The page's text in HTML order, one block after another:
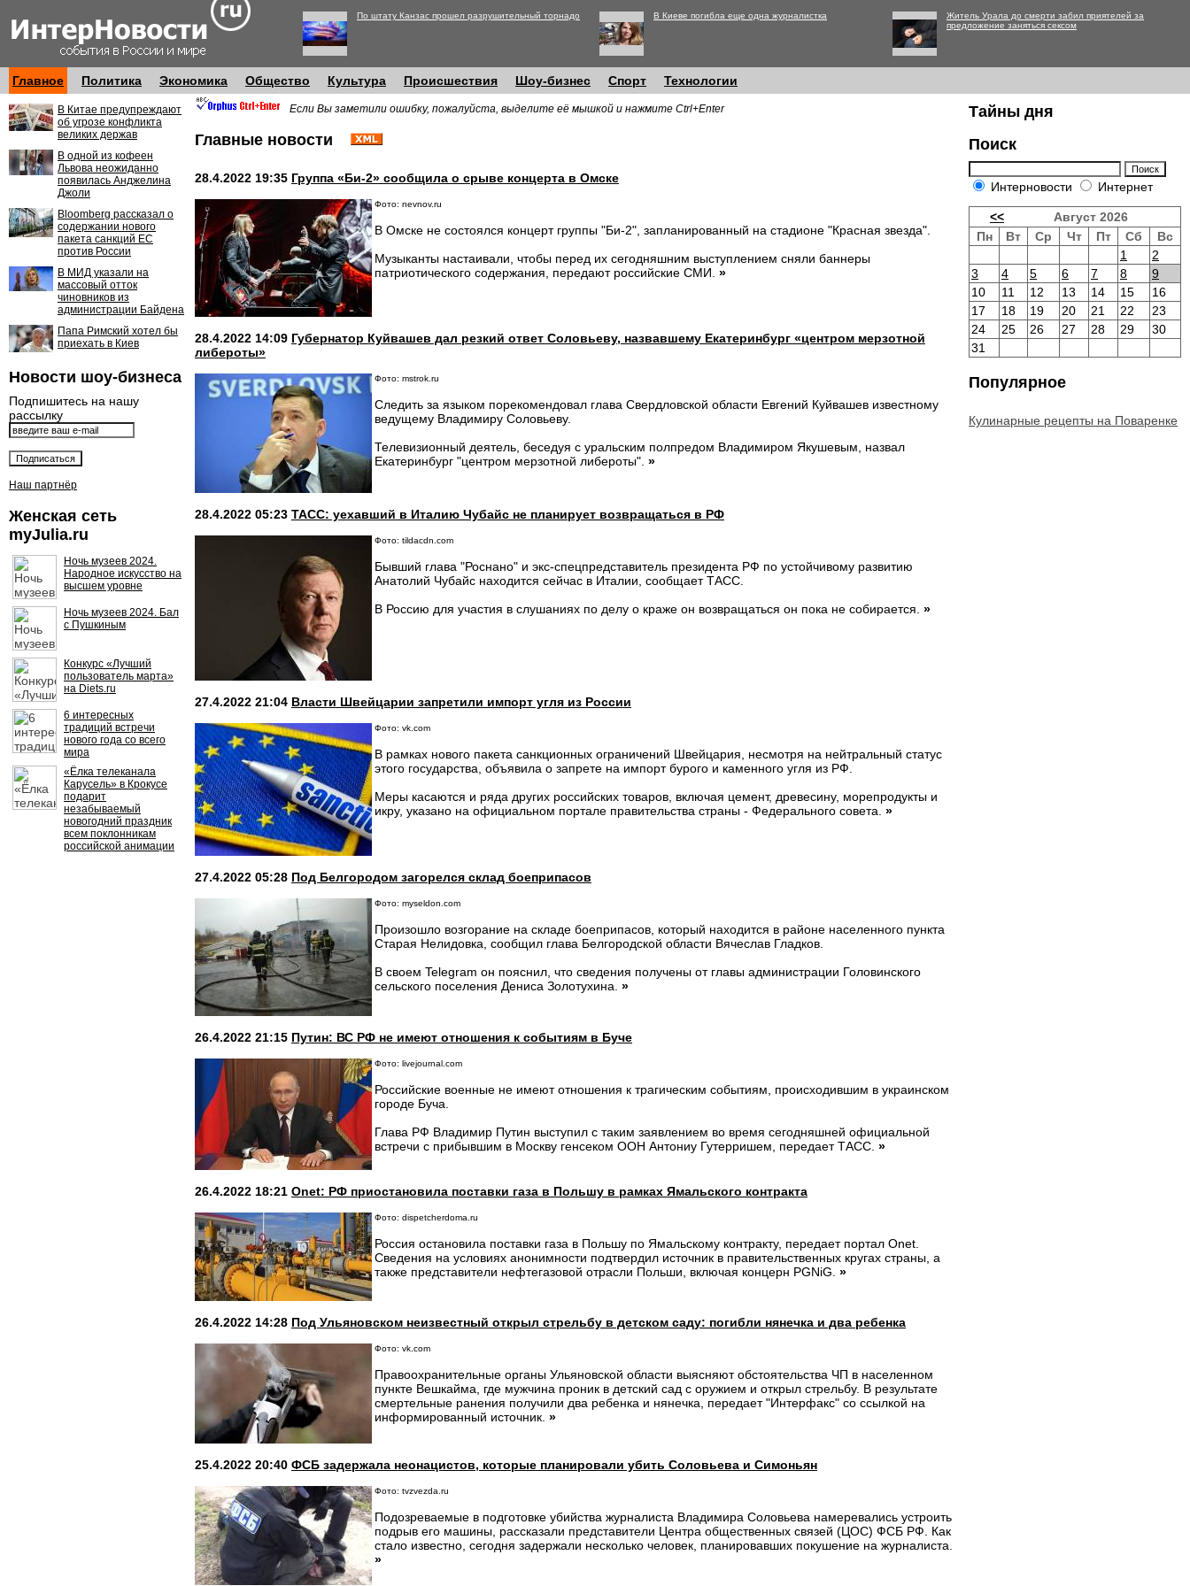
По штату Канзас прошел разрушительный торнадо В Киеве погибла еще одна журналистка
Житель Урала до смерти забил приятелей за
предложение заняться сексом
Главное Политика Экономика Общество Культура Происшествия Шоу-бизнес Спорт Технологии
В Китае предупреждают
об угрозе конфликта
великих держав
В одной из кофеен
Львова неожиданно
появилась Анджелина
Джоли
Bloomberg рассказал о
содержании нового
пакета санкций ЕС
против России
В МИД указали на
массовый отток
чиновников из
администрации Байдена
Папа Римский хотел бы
приехать в Киев
Новости шоу-бизнеса
Подпишитесь на нашу
рассылку
Наш партнёр
Женская сеть
myJulia.ru
Ночь музеев 2024.
Народное искусство на
высшем уровне
Ночь музеев 2024. Бал
с Пушкиным
Конкурс «Лучший
пользователь марта»
на Diets.ru
6 интересных
традиций встречи
нового года со всего
мира
«Ёлка телеканала
Карусель» в Крокусе
подарит
незабываемый
новогодний праздник
всем поклонникам
российской анимации
Если Вы заметили ошибку, пожалуйста, выделите её мышкой и нажмите Ctrl+Enter
Главные новости
28.4.2022 19:35 Группа «Би-2» сообщила о срыве концерта в Омске
Фото: nevnov.ru
В Омске не состоялся концерт группы "Би-2", запланированный на стадионе "Красная звезда".
Музыканты настаивали, чтобы перед их сегодняшним выступлением сняли баннеры
патриотического содержания, передают российские СМИ. »
28.4.2022 14:09 Губернатор Куйвашев дал резкий ответ Соловьеву, назвавшему Екатеринбург «центром мерзотной
либероты»
Фото: mstrok.ru
Следить за языком порекомендовал глава Свердловской области Евгений Куйвашев известному
ведущему Владимиру Соловьеву.
Телевизионный деятель, беседуя с уральским полпредом Владимиром Якушевым, назвал
Екатеринбург "центром мерзотной либероты". »
28.4.2022 05:23 ТАСС: уехавший в Италию Чубайс не планирует возвращаться в РФ
Фото: tildacdn.com
Бывший глава "Роснано" и экс-спецпредставитель президента РФ по устойчивому развитию
Анатолий Чубайс находится сейчас в Италии, сообщает ТАСС.
В Россию для участия в слушаниях по делу о краже он возвращаться он пока не собирается. »
27.4.2022 21:04 Власти Швейцарии запретили импорт угля из России
Фото: vk.com
В рамках нового пакета санкционных ограничений Швейцария, несмотря на нейтральный статус
этого государства, объявила о запрете на импорт бурого и каменного угля из РФ.
Меры касаются и ряда других российских товаров, включая цемент, древесину, морепродукты и
икру, указано на официальном портале правительства страны - Федерального совета. »
27.4.2022 05:28 Под Белгородом загорелся склад боеприпасов
Фото: myseldon.com
Произошло возгорание на складе боеприпасов, который находится в районе населенного пункта
Старая Нелидовка, сообщил глава Белгородской области Вячеслав Гладков.
В своем Telegram он пояснил, что сведения получены от главы администрации Головинского
сельского поселения Дениса Золотухина. »
26.4.2022 21:15 Путин: ВС РФ не имеют отношения к событиям в Буче
Фото: livejournal.com
Российские военные не имеют отношения к трагическим событиям, происходившим в украинском
городе Буча.
Глава РФ Владимир Путин выступил с таким заявлением во время сегодняшней официальной
встречи с прибывшим в Москву генсеком ООН Антониу Гутерришем, передает ТАСС. »
26.4.2022 18:21 Onet: РФ приостановила поставки газа в Польшу в рамках Ямальского контракта
Фото: dispetcherdoma.ru
Россия остановила поставки газа в Польшу по Ямальскому контракту, передает портал Onet.
Сведения на условиях анонимности подтвердил источник в правительственных кругах страны, а
также представители нефтегазовой отрасли Польши, включая концерн PGNiG. »
26.4.2022 14:28 Под Ульяновском неизвестный открыл стрельбу в детском саду: погибли нянечка и два ребенка
Фото: vk.com
Правоохранительные органы Ульяновской области выясняют обстоятельства ЧП в населенном
пункте Вешкайма, где мужчина проник в детский сад с оружием и открыл стрельбу. В результате
смертельные ранения получили два ребенка и нянечка, передает "Интерфакс" со ссылкой на
информированный источник. »
25.4.2022 20:40 ФСБ задержала неонацистов, которые планировали убить Соловьева и Симоньян
Фото: tvzvezda.ru
Подозреваемые в подготовке убийства журналиста Владимира Соловьева намеревались устроить
подрыв его машины, рассказали представители Центра общественных связей (ЦОС) ФСБ РФ. Как
стало известно, сегодня задержали несколько человек, планировавших покушение на журналиста.
»
Тайны дня
Поиск
Интерновости Интернет
<<
Август 2026
Пн
Вт Ср Чт Пт Сб
Вс
1
2
3
4 5 6 7 8
9
10
11 12 13 14 15
16
17
18 19 20 21 22
23
24
25 26 27 28 29
30
31
Популярное
Кулинарные рецепты на Поваренке